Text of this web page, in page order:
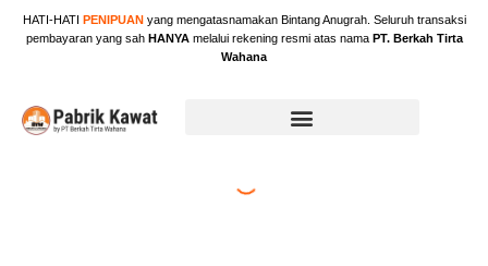
HATI-HATI PENIPUANyang mengatasnamakan Bintang Anugrah. Seluruh transaksi
pembayaran yang sah HANYAmelalui rekening resmi atas nama PT. Berkah Tirta
Wahana